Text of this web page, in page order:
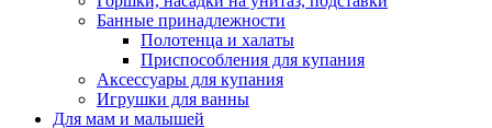
Банные принадлежности
Полотенца и халаты
Приспособления для купания
Аксессуары для купания
Игрушки для ванны
Для мам и малышей